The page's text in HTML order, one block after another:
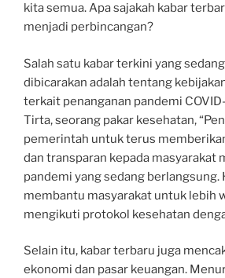
kita semua. Apa sajakah kabar
menjadi perbincangan?
Salah satu kabar terkini yang
dibicarakan adalah tentang
terkait penanganan pandemi
Tirta, seorang pakar kesehatan,
pemerintah untuk terus
dan transparan kepada masyarakat
pandemi yang sedang berlangsung.
membantu masyarakat untuk lebih
mengikuti protokol kesehatan
Selain itu, kabar terbaru juga
ekonomi dan pasar keuangan.